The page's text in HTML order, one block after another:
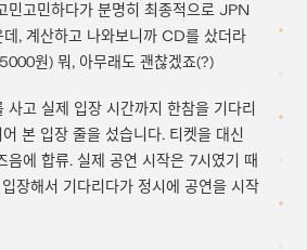
민고민하다가 분명히 최종적으로 JPN
, 계산하고 나와보니까 CD를 샀더라
원) 뭐, 아무래도 괜찮겠죠(?)
사고 실제 입장 시간까지 한참을 기다리
본 입장 줄을 섰습니다. 티켓을 대신
음에 합류. 실제 공연 시작은 7시였기 때
장해서 기다리다가 정시에 공연을 시작